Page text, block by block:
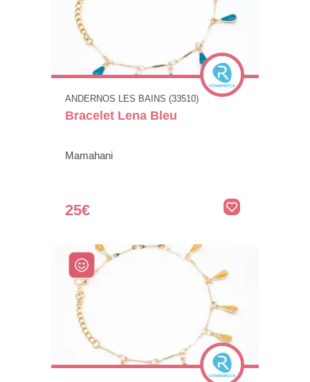
ANDERNOS LES BAINS (33510)
Bracelet Lena Bleu
Mamahani
25€